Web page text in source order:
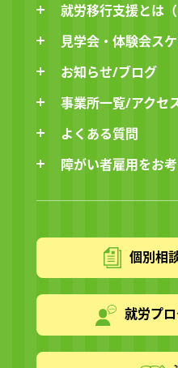
就労移行支援とは
見学会・体験会ス
お知らせ/ブログ
事業所一覧/アクセ
よくある質問
障がい者雇用をお
個別相
就労プ